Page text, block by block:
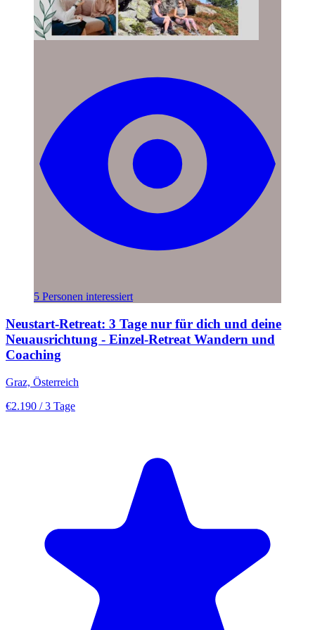
5 Personen interessiert
Neustart-Retreat: 3 Tage nur für dich und deine
Neuausrichtung - Einzel-Retreat Wandern und
Coaching
Graz, Österreich
€2.190 / 3 Tage